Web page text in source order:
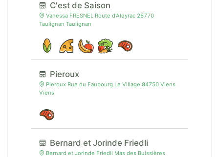
C'est de Saison
Vanessa FRESNEL Route d'Aleyrac 26770
Taulignan Taulignan
Pieroux
Pieroux Rue du Faubourg Le Village 84750 Viens
Viens
Bernard et Jorinde Friedli
Bernard et Jorinde Friedli Mas des Buissières